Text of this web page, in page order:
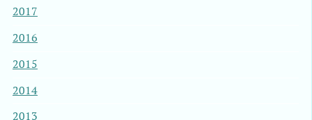
2017
2016
2015
2014
2013